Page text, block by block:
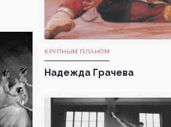
КРУПНЫМ ПЛАНОМ
Надежда Грачева